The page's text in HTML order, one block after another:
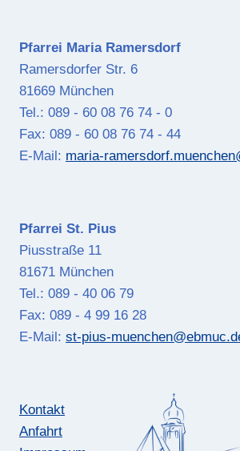
Pfarrei Maria Ramersdorf
Ramersdorfer Str. 6
81669 München
Tel.: 089 - 60 08 76 74 - 0
Fax: 089 - 60 08 76 74 - 44
E-Mail: maria-
Pfarrei St. Pius
Piusstraße 11
81671 München
Tel.: 089 - 40 06 79
Fax: 089 - 4 99 16 28
E-Mail: st-pius-
Kontakt
Anfahrt